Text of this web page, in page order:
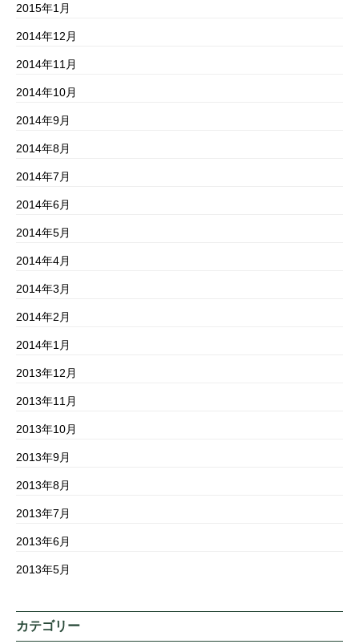
2015年1月
2014年12月
2014年11月
2014年10月
2014年9月
2014年8月
2014年7月
2014年6月
2014年5月
2014年4月
2014年3月
2014年2月
2014年1月
2013年12月
2013年11月
2013年10月
2013年9月
2013年8月
2013年7月
2013年6月
2013年5月
カテゴリー